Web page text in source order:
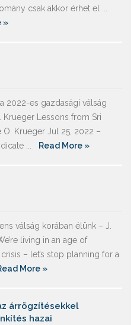
csak akkor érhet el ...
»
2022-es gazdasági válság
Krueger Lessons from Sri
O. Krueger Jul 25, 2022 –
...
Read More »
válság korában élünk – J.
living in an age of
– let’s stop planning for a
More »
árrögzítésekkel
hazai